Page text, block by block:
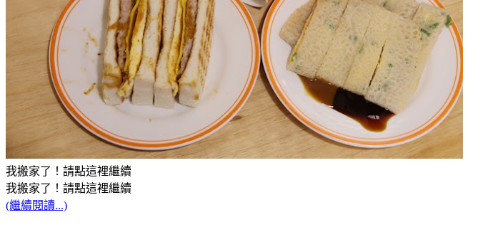
我搬家了！請點這裡繼續
我搬家了！請點這裡繼續
(繼續閱讀...)